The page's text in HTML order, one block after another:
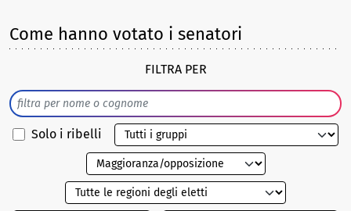
Come hanno votato i senatori
FILTRA PER
Solo i ribelli